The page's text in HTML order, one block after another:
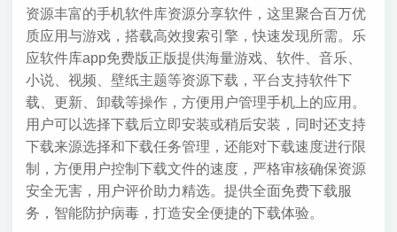
资源丰富的手机软件库资源分享软件，这里聚合百万优
质应用与游戏，搭载高效搜索引擎，快速发现所需。乐
应软件库app免费版正版提供海量游戏、软件、音乐、
小说、视频、壁纸主题等资源下载，平台支持软件下
载、更新、卸载等操作，方便用户管理手机上的应用。
用户可以选择下载后立即安装或稍后安装，同时还支持
下载来源选择和下载任务管理，还能对下载速度进行限
制，方便用户控制下载文件的速度，严格审核确保资源
安全无害，用户评价助力精选。提供全面免费下载服
务，智能防护病毒，打造安全便捷的下载体验。